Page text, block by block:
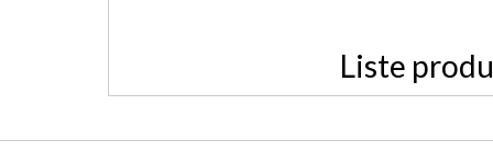
Liste